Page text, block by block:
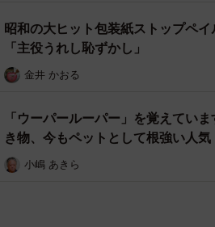
昭和の大ヒット包装紙ストップペ
「主役うれし恥ずかし」
金井 かおる
「ウーパールーパー」を覚えてい
き物、今もペットとして根強い人気
小嶋 あきら